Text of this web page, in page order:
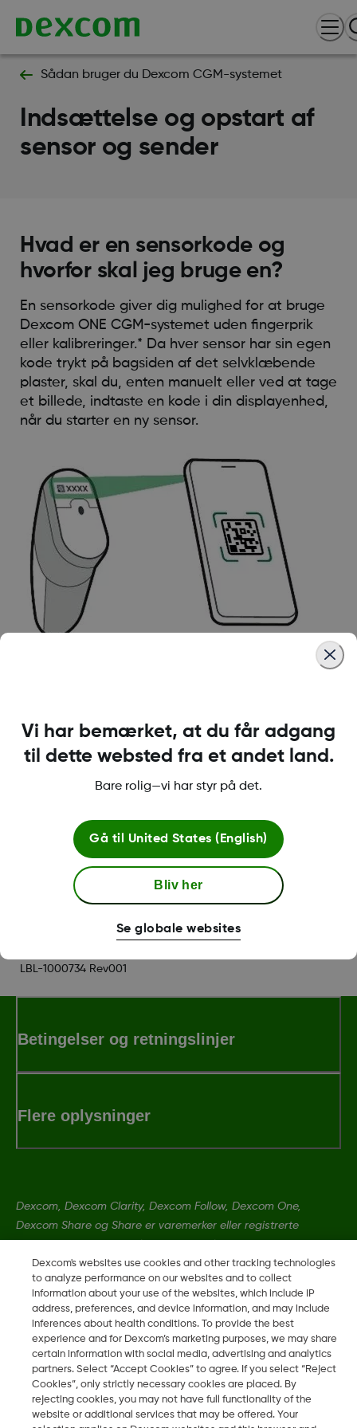
Sådan bruger du Dexcom CGM-systemet
Indsættelse og opstart af
sensor og sender
Hvad er en sensorkode og
hvorfor skal jeg bruge en?
En sensorkode giver dig mulighed for at bruge
Dexcom ONE CGM-systemet uden fingerprik
eller kalibreringer.* Da hver sensor har sin egen
kode trykt på bagsiden af det selvklæbende
plaster, skal du, enten manuelt eller ved at tage
et billede, indtaste en kode i din displayenhed,
når du starter en ny sensor.
ikke fungere optimalt og kan vise unøjagtige
data.
diabetesbehandling, hvis symptomerne eller forventningerne
Was this article helpful?
LBL-1000734 Rev001
Betingelser og retningslinjer
Flere oplysninger
Dexcom, Dexcom Clarity, Dexcom Follow, Dexcom One,
Dexcom Share og Share er varemerker eller registrerte
LBL-1000734 Rev001
2026 Dexcom, Inc. Med enerett.
DK
Skift region
Dexcom's websites use cookies and other tracking technologies
to analyze performance on our websites and to collect
information about your use of the websites, which include IP
address, preferences, and device information, and may include
inferences about health conditions. To provide the best
experience and for Dexcom’s marketing purposes, we may share
certain information with social media, advertising and analytics
partners. Select “Accept Cookies” to agree. If you select “Reject
Cookies”, only strictly necessary cookies are placed. By
rejecting cookies, you may not have full functionality of the
website or additional services that may be offered. Your
Vi har bemærket, at du får adgang
til dette websted fra et andet land.
Bare rolig—vi har styr på det.
Gå til United States (English)
Bliv her
Se globale websites